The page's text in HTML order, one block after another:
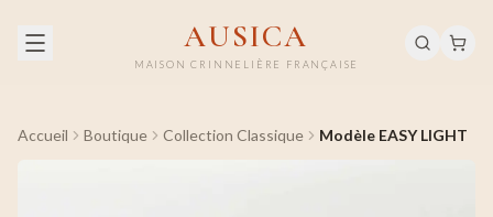
AUSICA
MAISON CRINNELIÈRE FRANÇAISE
Accueil Boutique Collection Classique Modèle EASY LIGHT